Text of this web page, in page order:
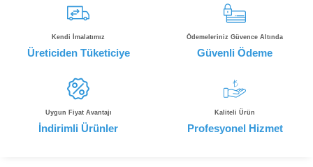
Kendi İmalatımız
Üreticiden Tüketiciye
Ödemeleriniz Güvence Altında
Güvenli Ödeme
Uygun Fiyat Avantajı
İndirimli Ürünler
Kaliteli Ürün
Profesyonel Hizmet